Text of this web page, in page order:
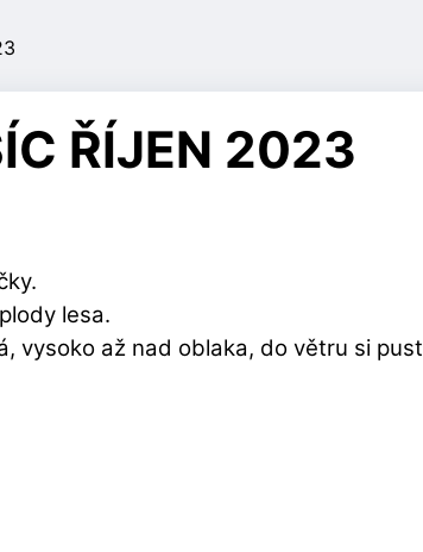
ŘÍJEN 2023
lesa.
vysoko až nad oblaka, do větru si